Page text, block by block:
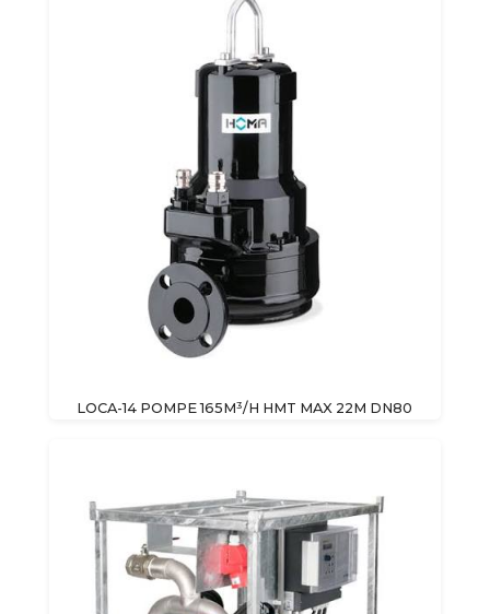
LOCA-14 POMPE 165M³/H HMT MAX 22M DN80